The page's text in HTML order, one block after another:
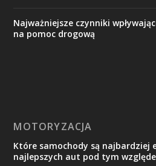
Najważniejsze czynniki
na pomoc drogową
MOTORYZACJA
Które samochody są najbardziej
najlepszych aut pod tym